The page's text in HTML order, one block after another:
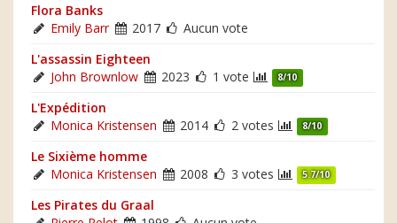
Flora Banks
Emily Barr
2017
Aucun vote
L'assassin Eighteen
John Brownlow
2023 1 vote 8/10
L'Expédition
Monica Kristensen
2014 2 votes 8/10
Le Sixième homme
Monica Kristensen
2008 3 votes 5.7/10
Les Pirates du Graal